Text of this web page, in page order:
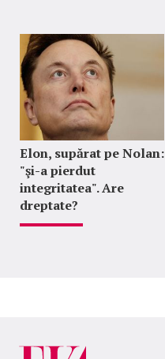
Elon, supărat pe Nolan:
"şi-a pierdut
integritatea". Are
dreptate?